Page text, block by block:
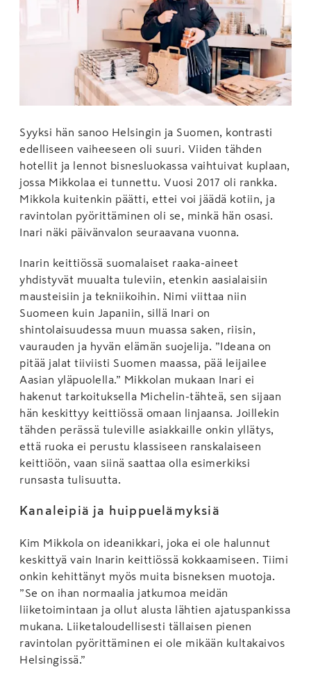
Syyksi hän sanoo Helsingin ja Suomen, kontrasti
edelliseen vaiheeseen oli suuri. Viiden tähden
hotellit ja lennot bisnesluokassa vaihtuivat kuplaan,
jossa Mikkolaa ei tunnettu. Vuosi 2017 oli rankka.
Mikkola kuitenkin päätti, ettei voi jäädä kotiin, ja
ravintolan pyörittäminen oli se, minkä hän osasi.
Inari näki päivänvalon seuraavana vuonna.
Inarin keittiössä suomalaiset raaka-aineet
yhdistyvät muualta tuleviin, etenkin aasialaisiin
mausteisiin ja tekniikoihin. Nimi viittaa niin
Suomeen kuin Japaniin, sillä Inari on
shintolaisuudessa muun muassa saken, riisin,
vaurauden ja hyvän elämän suojelija. ”Ideana on
pitää jalat tiiviisti Suomen maassa, pää leijailee
Aasian yläpuolella.” Mikkolan mukaan Inari ei
hakenut tarkoituksella Michelin-tähteä, sen sijaan
hän keskittyy keittiössä omaan linjaansa. Joillekin
tähden perässä tuleville asiakkaille onkin yllätys,
että ruoka ei perustu klassiseen ranskalaiseen
keittiöön, vaan siinä saattaa olla esimerkiksi
runsasta tulisuutta.
Kanaleipiä ja huippuelämyksiä
Kim Mikkola on ideanikkari, joka ei ole halunnut
keskittyä vain Inarin keittiössä kokkaamiseen. Tiimi
onkin kehittänyt myös muita bisneksen muotoja.
”Se on ihan normaalia jatkumoa meidän
liiketoimintaan ja ollut alusta lähtien ajatuspankissa
mukana. Liiketaloudellisesti tällaisen pienen
ravintolan pyörittäminen ei ole mikään kultakaivos
Helsingissä.”